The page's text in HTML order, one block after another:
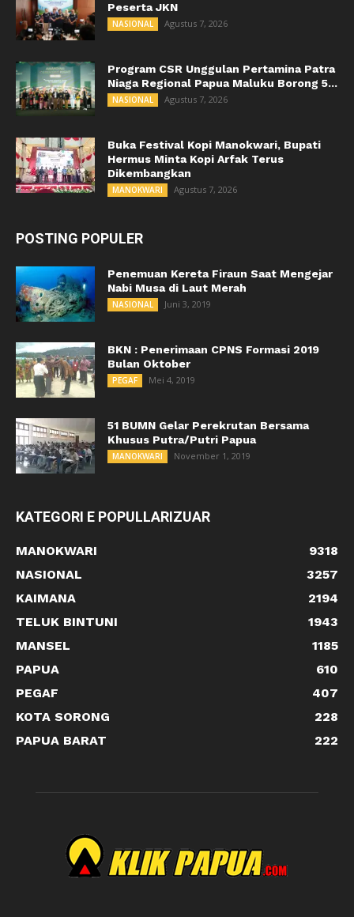
Peserta JKN
NASIONAL Agustus 7, 2026
Program CSR Unggulan Pertamina Patra
Niaga Regional Papua Maluku Borong 5...
NASIONAL Agustus 7, 2026
Buka Festival Kopi Manokwari, Bupati
Hermus Minta Kopi Arfak Terus
Dikembangkan
MANOKWARI Agustus 7, 2026
POSTING POPULER
Penemuan Kereta Firaun Saat Mengejar
Nabi Musa di Laut Merah
NASIONAL Juni 3, 2019
BKN : Penerimaan CPNS Formasi 2019
Bulan Oktober
PEGAF Mei 4, 2019
51 BUMN Gelar Perekrutan Bersama
Khusus Putra/Putri Papua
MANOKWARI November 1, 2019
KATEGORI E POPULLARIZUAR
MANOKWARI
9318
NASIONAL
3257
KAIMANA
2194
TELUK BINTUNI
1943
MANSEL
1185
PAPUA
610
PEGAF
407
KOTA SORONG
228
PAPUA BARAT
222